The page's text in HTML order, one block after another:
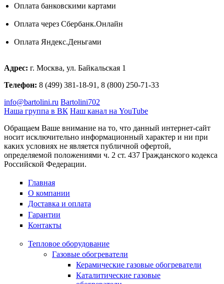
Оплата банковскими картами
Оплата через Сбербанк.Онлайн
Оплата Яндекс.Деньгами
Адрес: г. Москва, ул. Байкальская 1
Телефон: 8 (499) 381-18-91, 8 (800) 250-71-33
info@bartolini.ru Bartolini702
Наша группа в ВК Наш канал на YouTube
Обращаем Ваше внимание на то, что данный интернет-сайт
носит исключительно информационный характер и ни при
каких условиях не является публичной офертой,
определяемой положениями ч. 2 ст. 437 Гражданского кодекса
Российской Федерации.
Главная
О компании
Доставка и оплата
Гарантии
Контакты
Тепловое оборудование
Газовые обогреватели
Керамические газовые обогреватели
Каталитические газовые